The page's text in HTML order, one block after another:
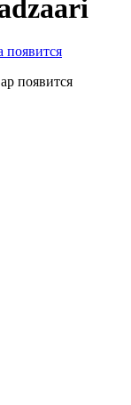
появится
появится